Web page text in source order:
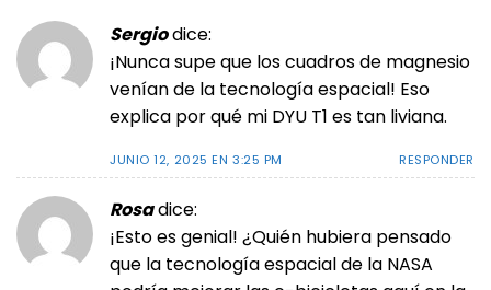
Sergiodice:
¡Nunca supe que los cuadros de magnesio
venían de la tecnología espacial! Eso
explica por qué mi DYU T1 es tan liviana.
JUNIO 12, 2025 EN 3:25 PM RESPONDER
Rosadice:
¡Esto es genial! ¿Quién hubiera pensado
que la tecnología espacial de la NASA